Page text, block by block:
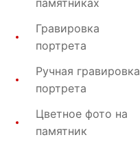
Гравировка
портрета
Ручная гравировка
портрета
Цветное фото на
памятник